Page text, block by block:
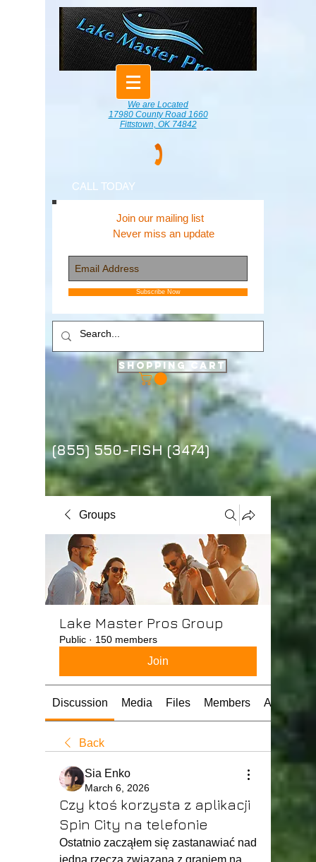
We are Located
17980 County Road 1660
Fittstown, OK 74842
CALL TODAY
Join our mailing list
Never miss an update
Subscribe Now
Shopping Cart
(855) 550-FISH (3474)
Groups
Lake Master Pros Group
Public · 150 members
Join
Discussion Media Files Members About
Back
Sia Enko
March 6, 2026
Czy ktoś korzysta z aplikacji
Spin City na telefonie
Ostatnio zacząłem się zastanawiać nad
jedną rzeczą związaną z graniem na